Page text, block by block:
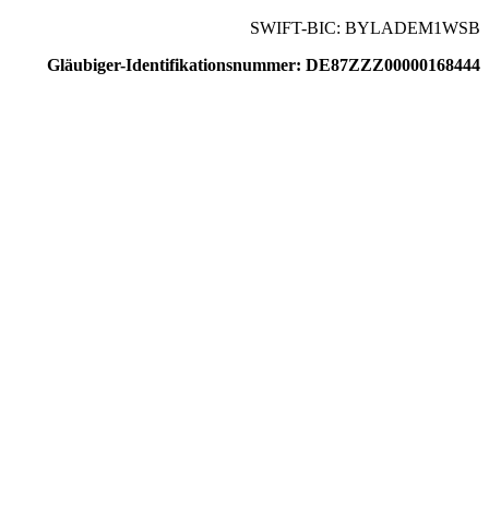
SWIFT-BIC: BYLADEM1WSB
Gläubiger-Identifikationsnummer: DE87ZZZ00000168444